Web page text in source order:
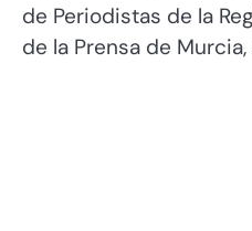
de Periodistas de la
de la Prensa de